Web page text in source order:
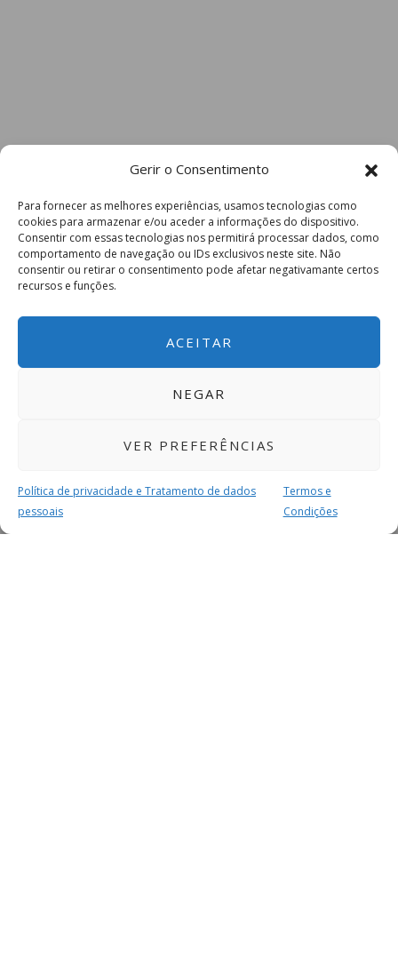
Gerir o Consentimento
Para fornecer as melhores experiências, usamos tecnologias como
cookies para armazenar e/ou aceder a informações do dispositivo.
Consentir com essas tecnologias nos permitirá processar dados, como
comportamento de navegação ou IDs exclusivos neste site. Não
consentir ou retirar o consentimento pode afetar negativamante certos
recursos e funções.
ACEITAR
NEGAR
VER PREFERÊNCIAS
Política de privacidade e Tratamento de dados
pessoais
Termos e
Condições